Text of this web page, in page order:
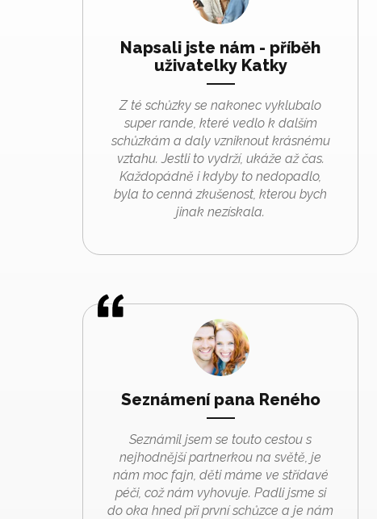
Napsali jste nám - příběh
uživatelky Katky
Z té schůzky se nakonec vyklubalo
super rande, které vedlo k dalším
schůzkám a daly vzniknout krásnému
vztahu. Jestli to vydrží, ukáže až čas.
Každopádně i kdyby to nedopadlo,
byla to cenná zkušenost, kterou bych
jinak nezískala.
Seznámení pana Reného
Seznámil jsem se touto cestou s
nejhodnější partnerkou na světě, je
nám moc fajn, děti máme ve střídavé
péči, což nám vyhovuje. Padli jsme si
do oka hned při první schůzce a je nám